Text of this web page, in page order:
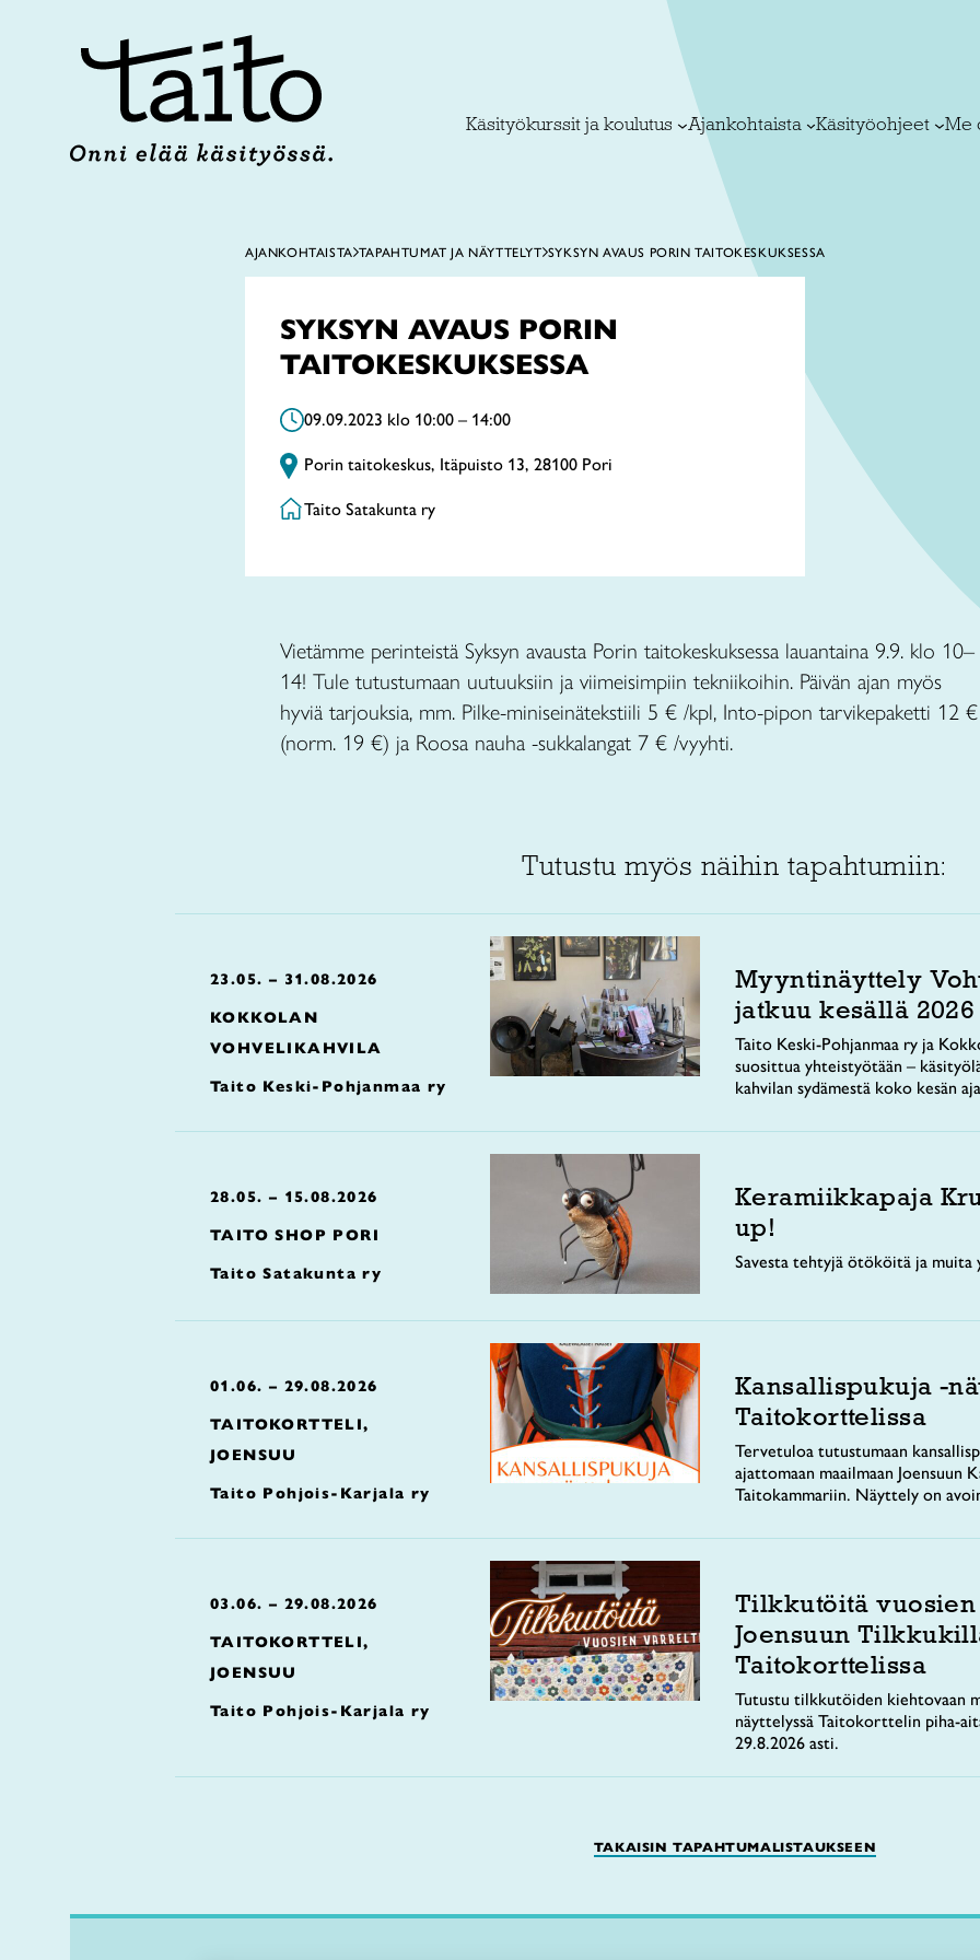
Käsityökurssit ja koulutus Ajankohtaista Käsityöohjeet Me
AJANKOHTAISTA TAPAHTUMAT JA NÄYTTELYT SYKSYN AVAUS PORIN TAITOKESKUKSESSA
SYKSYN AVAUS PORIN
TAITOKESKUKSESSA
09.09.2023 klo 10:00 – 14:00
Porin taitokeskus, Itäpuisto 13, 28100 Pori
Taito Satakunta ry
Vietämme perinteistä Syksyn avausta Porin taitokeskuksessa lauantaina 9.9. klo 10–
14! Tule tutustumaan uutuuksiin ja viimeisimpiin tekniikoihin. Päivän ajan myös
hyviä tarjouksia, mm. Pilke-miniseinätekstiili 5 € /kpl, Into-pipon tarvikepaketti 12 €
(norm. 19 €) ja Roosa nauha -sukkalangat 7 € /vyyhti.
Tutustu myös näihin tapahtumiin:
23.05. – 31.08.2026
KOKKOLAN
VOHVELIKAHVILA
Taito Keski-Pohjanmaa ry
Myyntinäyttely
jatkuu kesällä 2026
Taito Keski-Pohjanmaa ry ja
suosittua yhteistyötään –
kahvilan sydämestä koko kesän
28.05. – 15.08.2026
TAITO SHOP PORI
Taito Satakunta ry
Keramiikkapaja
up!
Savesta tehtyjä ötököitä ja
01.06. – 29.08.2026
TAITOKORTTELI,
JOENSUU
Taito Pohjois-Karjala ry
Kansallispukuja -
Taitokorttelissa
Tervetuloa tutustumaan
ajattomaan maailmaan Joensuun
Taitokammariin. Näyttely on
03.06. – 29.08.2026
TAITOKORTTELI,
JOENSUU
Taito Pohjois-Karjala ry
Tilkkutöitä
Joensuun
Taitokorttelissa
Tutustu tilkkutöiden kiehtovaan
näyttelyssä Taitokorttelin piha-
29.8.2026 asti.
TAKAISIN TAPAHTUMALISTAUKSEEN